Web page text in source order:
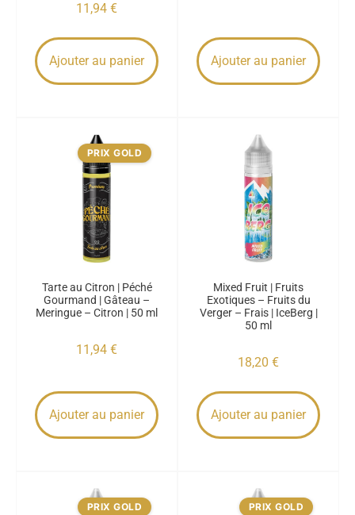
11,94 €
Ajouter au panier Ajouter au panier
PRIX GOLD
Tarte au Citron | Péché
Gourmand | Gâteau –
Meringue – Citron | 50 ml
11,94 €
Ajouter au panier
Mixed Fruit | Fruits
Exotiques – Fruits du
Verger – Frais | IceBerg |
50 ml
18,20 €
Ajouter au panier
PRIX GOLD PRIX GOLD